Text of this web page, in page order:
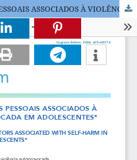
PREVALÊNCIA E FATORES PESSOAIS ASSOCIADOS À VIOLÊNCIA AUTOPROVOCADA EM ADOLESCENTES